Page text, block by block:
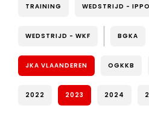
TRAINING WEDSTRIJD -
WEDSTRIJD - WKF BGKA
JKA VLAANDEREN OGKKB
2022 2023 2024